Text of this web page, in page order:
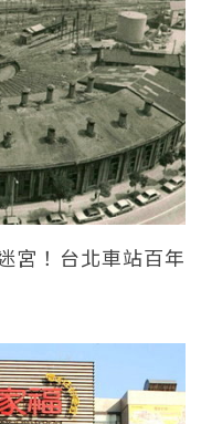
宮！台北車站百年